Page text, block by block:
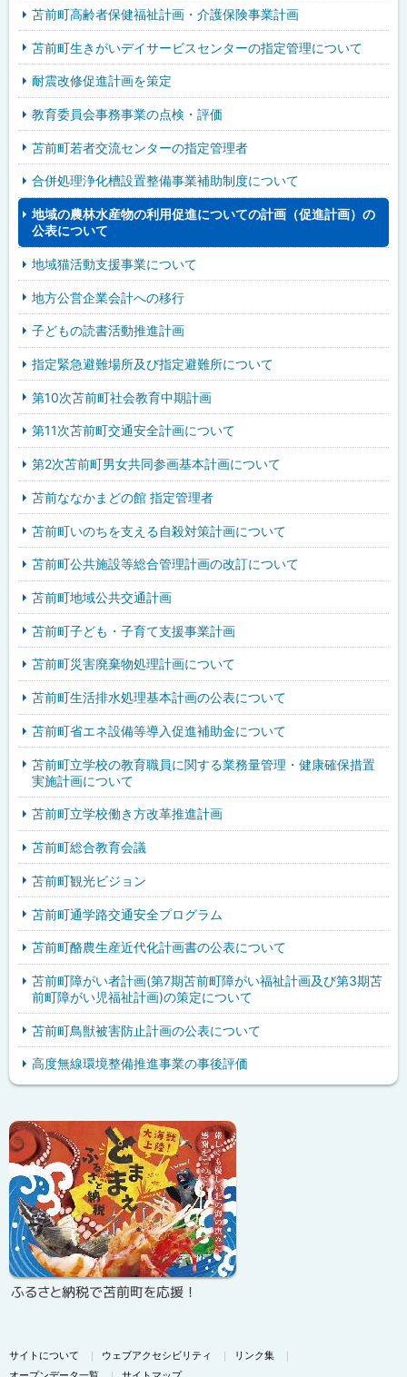
苫前町高齢者保健福祉計画・介護保険事業計画
苫前町生きがいデイサービスセンターの指定管理について
耐震改修促進計画を策定
教育委員会事務事業の点検・評価
苫前町若者交流センターの指定管理者
合併処理浄化槽設置整備事業補助制度について
地域の農林水産物の利用促進についての計画（促進計画）の
公表について
地域猫活動支援事業について
地方公営企業会計への移行
子どもの読書活動推進計画
指定緊急避難場所及び指定避難所について
第10次苫前町社会教育中期計画
第11次苫前町交通安全計画について
第2次苫前町男女共同参画基本計画について
苫前ななかまどの館 指定管理者
苫前町いのちを支える自殺対策計画について
苫前町公共施設等総合管理計画の改訂について
苫前町地域公共交通計画
苫前町子ども・子育て支援事業計画
苫前町災害廃棄物処理計画について
苫前町生活排水処理基本計画の公表について
苫前町省エネ設備等導入促進補助金について
苫前町立学校の教育職員に関する業務量管理・健康確保措置
実施計画について
苫前町立学校働き方改革推進計画
苫前町総合教育会議
苫前町観光ビジョン
苫前町通学路交通安全プログラム
苫前町酪農生産近代化計画書の公表について
苫前町障がい者計画(第7期苫前町障がい福祉計画及び第3期苫
前町障がい児福祉計画)の策定について
苫前町鳥獣被害防止計画の公表について
高度無線環境整備推進事業の事後評価
サ
イ
ド
・
メ
ニ
ー
ッ
ク
ア
ッ
プ
ふるさと納税で苫前町を応援！
サイトについて ウェブアクセシビリティ
リンク集